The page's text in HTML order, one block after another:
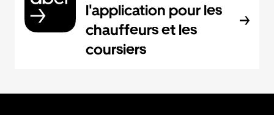
l'application pour les
chauffeurs et les
coursiers